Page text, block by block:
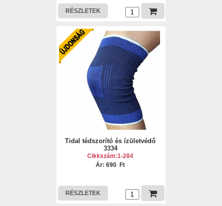
RÉSZLETEK
Tidal tédszorító és ízületvédő
3334
Cikkszám:1-284
Ár: 690 Ft
RÉSZLETEK